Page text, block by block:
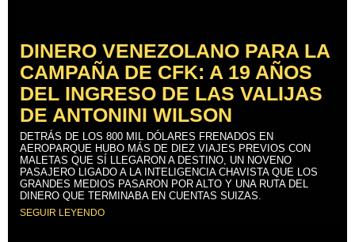
DINERO VENEZOLANO PARA LA
CAMPAÑA DE CFK: A 19 AÑOS
DEL INGRESO DE LAS VALIJAS
DE ANTONINI WILSON
DETRÁS DE LOS 800 MIL DÓLARES FRENADOS EN
AEROPARQUE HUBO MÁS DE DIEZ VIAJES PREVIOS CON
MALETAS QUE SÍ LLEGARON A DESTINO, UN NOVENO
PASAJERO LIGADO A LA INTELIGENCIA CHAVISTA QUE LOS
GRANDES MEDIOS PASARON POR ALTO Y UNA RUTA DEL
DINERO QUE TERMINABA EN CUENTAS SUIZAS.
SEGUIR LEYENDO